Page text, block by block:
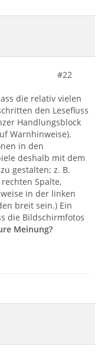
#22
die relativ vielen
den Lesefluss
Handlungsblock
Warnhinweise).
in den
deshalb mit dem
gestalten; z. B.
Spalte,
in der linken
breit sein.) Ein
die Bildschirmfotos
Meinung?